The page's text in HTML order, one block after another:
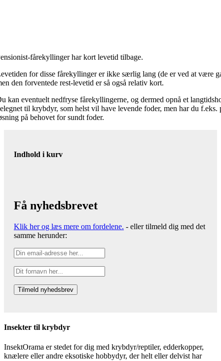
fårekyllinger har kort levetid tilbage.
for disse fårekyllinger er ikke særlig lang (de er ved at være
den forventede rest-levetid er så også relativ kort.
kan eventuelt nedfryse fårekyllingerne, og dermed opnå et
til krybdyr, som helst vil have levende foder, men har du
på behovet for sundt foder.
Indhold i kurv
Få nyhedsbrevet
Klik her og læs mere om fordelene. - eller tilmeld dig med det
samme herunder:
Insekter til krybdyr
InsektOrama er stedet for dig med krybdyr/reptiler, edderkopper,
knælere eller andre eksotiske hobbydyr, der helt eller delvist har